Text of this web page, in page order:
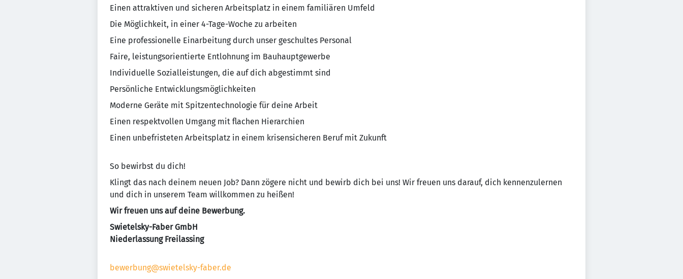
Einen attraktiven und sicheren Arbeitsplatz in einem familiären Umfeld
Die Möglichkeit, in einer 4-Tage-Woche zu arbeiten
Eine professionelle Einarbeitung durch unser geschultes Personal
Faire, leistungsorientierte Entlohnung im Bauhauptgewerbe
Individuelle Sozialleistungen, die auf dich abgestimmt sind
Persönliche Entwicklungsmöglichkeiten
Moderne Geräte mit Spitzentechnologie für deine Arbeit
Einen respektvollen Umgang mit flachen Hierarchien
Einen unbefristeten Arbeitsplatz in einem krisensicheren Beruf mit Zukunft
So bewirbst du dich!
Klingt das nach deinem neuen Job? Dann zögere nicht und bewirb dich bei uns! Wir freuen uns darauf, dich kennenzulernen
und dich in unserem Team willkommen zu heißen!
Wir freuen uns auf deine Bewerbung.
Swietelsky-Faber GmbH
Niederlassung Freilassing
bewerbung@swietelsky-faber.de